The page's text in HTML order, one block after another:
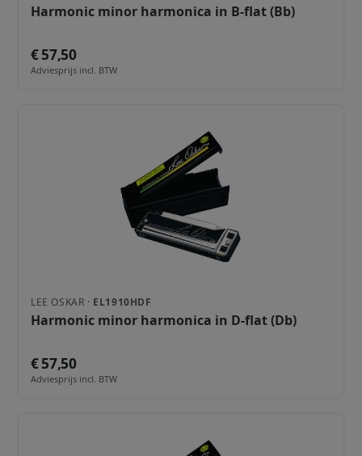
Harmonic minor harmonica in B-flat (Bb)
€ 57,50
Adviesprijs incl. BTW
LEE OSKAR · EL1910HDF
Harmonic minor harmonica in D-flat (Db)
€ 57,50
Adviesprijs incl. BTW